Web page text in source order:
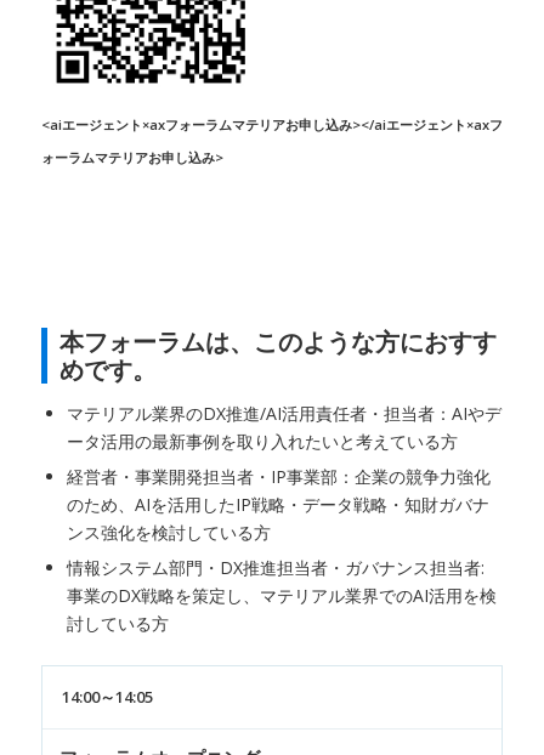
<aiエージェント×axフォーラムマテリアお申し込み></aiエージェント×axフ
ォーラムマテリアお申し込み>
本フォーラムは、このような方におすす
めです。
マテリアル業界のDX推進/AI活用責任者・担当者：AIやデ
ータ活用の最新事例を取り入れたいと考えている方
経営者・事業開発担当者・IP事業部：企業の競争力強化
のため、AIを活用したIP戦略・データ戦略・知財ガバナ
ンス強化を検討している方
情報システム部門・DX推進担当者・ガバナンス担当者:
事業のDX戦略を策定し、マテリアル業界でのAI活用を検
討している方
14:00～14:05